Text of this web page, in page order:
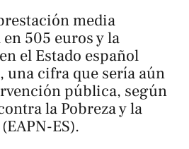
media
505 euros y la
el Estado español
una cifra que sería aún
pública, según
la Pobreza y la
ES).